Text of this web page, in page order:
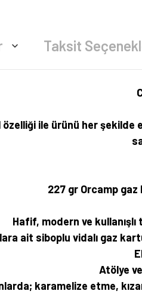
Taksit
ile ürünü her
227 gr Orcamp
Hafif, modern ve kullanışlı
ait siboplu vidalı gaz
Atölye
karamelize etme,